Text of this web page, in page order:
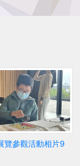
覽參觀活動相片9